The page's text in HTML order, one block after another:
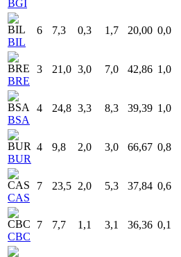
BGI
BIL
6 7,3 0,3 1,7 20,00 0,0
BRE
3 21,0 3,0 7,0 42,86 1,0
BSA
4 24,8 3,3 8,3 39,39 1,0
BUR
4 9,8 2,0 3,0 66,67 0,8
CAS
7 23,5 2,0 5,3 37,84 0,6
CBC
7 7,7 1,1 3,1 36,36 0,1